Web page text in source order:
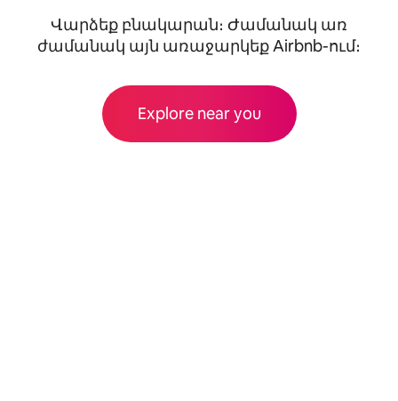
Վարձեք բնակարան։ Ժամանակ առ
ժամանակ այն առաջարկեք Airbnb-ում։
Explore near you